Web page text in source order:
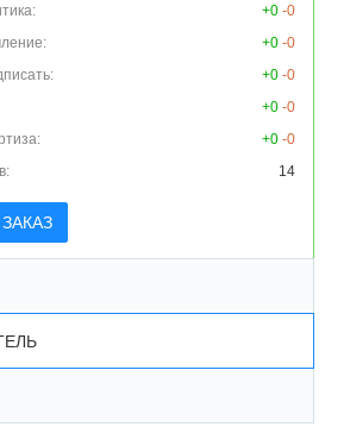
+0 -0
+0 -0
+0 -0
+0 -0
+0 -0
14